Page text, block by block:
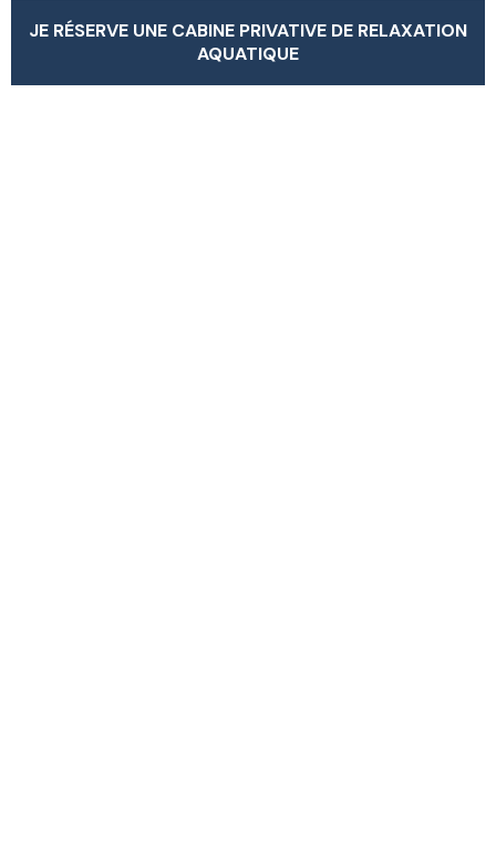
JE RÉSERVE UNE CABINE PRIVATIVE DE RELAXATION
AQUATIQUE
JE RÉSERVE UNE CABINE PRIVATIVE DE RELAXATION